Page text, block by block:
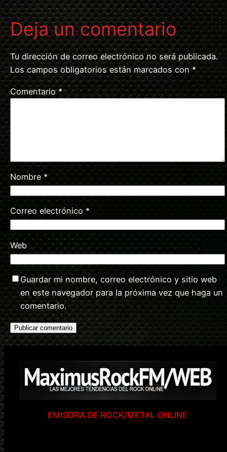
Deja un comentario
Tu dirección de correo electrónico no será publicada.
Los campos obligatorios están marcados con *
Comentario*
Nombre *
Correo electrónico *
Web
Guardar mi nombre, correo electrónico y sitio web
en este navegador para la próxima vez que haga un
comentario.
EMISORA DE ROCK/METAL ONLINE